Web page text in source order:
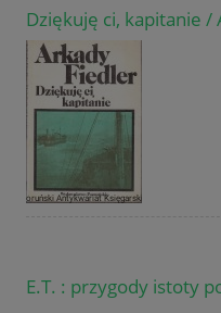
Dziękuję ci, kapitanie
E.T. : przygody istoty